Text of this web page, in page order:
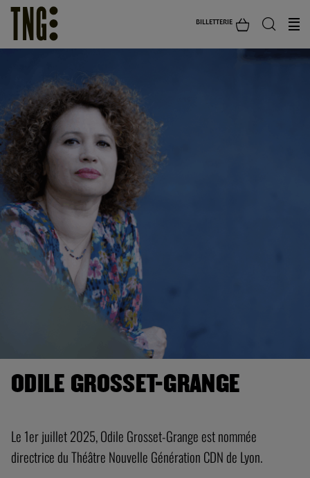
BILLETTERIE
ODILE GROSSET-GRANGE
Le 1er juillet 2025, Odile Grosset-Grange est nommée
directrice du Théâtre Nouvelle Génération CDN de Lyon.